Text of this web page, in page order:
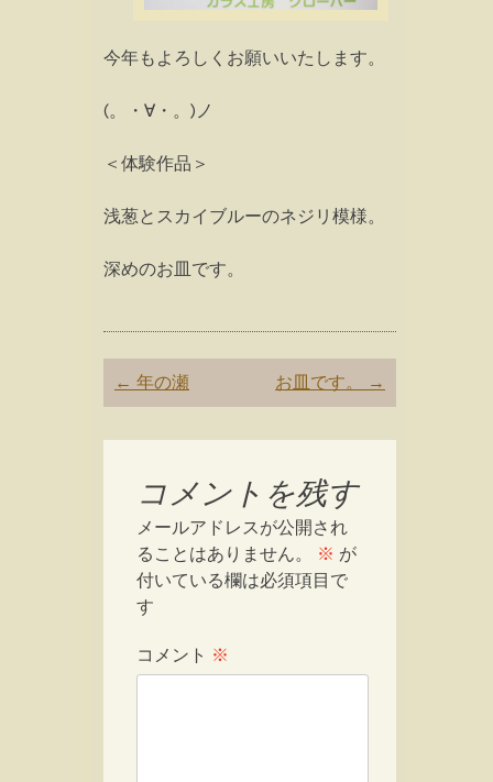
今年もよろしくお願いいたします。
(。・∀・。)ノ
＜体験作品＞
浅葱とスカイブルーのネジリ模様。
深めのお皿です。
Post
navigation
← 年の瀬 お皿です。 →
コメントを残す
メールアドレスが公開され
ることはありません。
※ が
付いている欄は必須項目で
す
コメント ※